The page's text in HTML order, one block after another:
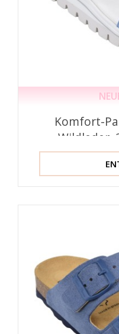
Komfort-
Wildleder,